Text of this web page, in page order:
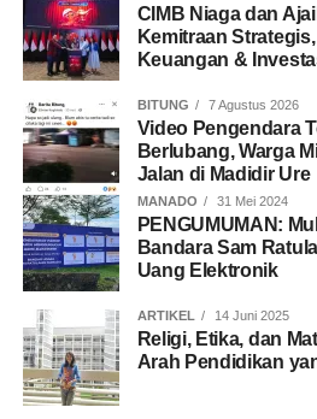
CIMB Niaga dan
Kemitraan
Keuangan &
BITUNG 7 Agustus 2026
Video Pengendara
Berlubang, Warga
Jalan di Madidir Ure
MANADO 31 Mei 2024
PENGUMUMAN:
Bandara Sam
Uang Elektronik
ARTIKEL 14 Juni 2025
Religi, Etika, dan
Arah Pendidikan